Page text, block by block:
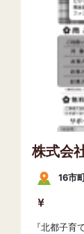
株式会
16市
『北都子育